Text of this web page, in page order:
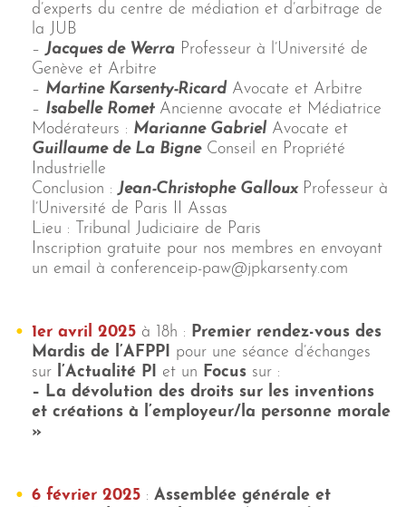
d’experts du centre de médiation et d’arbitrage de
la JUB
–Jacques de Werra Professeur à l’Université de
Genève et Arbitre
– Martine Karsenty-Ricard Avocate et Arbitre
– Isabelle RometAncienne avocate et Médiatrice
Modérateurs : Marianne Gabriel Avocate et
Guillaume de La BigneConseil en Propriété
Industrielle
Conclusion :Jean-Christophe GallouxProfesseur à
l’Université de Paris II Assas
Lieu : Tribunal Judiciaire de Paris
Inscription gratuite pour nos membres en envoyant
un email à conferenceip-paw@jpkarsenty.com
1er avril 2025 à 18h : Premier rendez-vous des
Mardis de l’AFPPI pour une séance d’échanges
sur l’Actualité PI et un Focus sur :
– La dévolution des droits sur les inventions
et créations à l’employeur/la personne morale
»
6 février 2025 : Assemblée générale et